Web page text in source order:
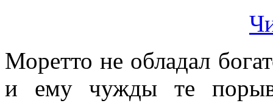
Моретто не обладал
и ему чужды те